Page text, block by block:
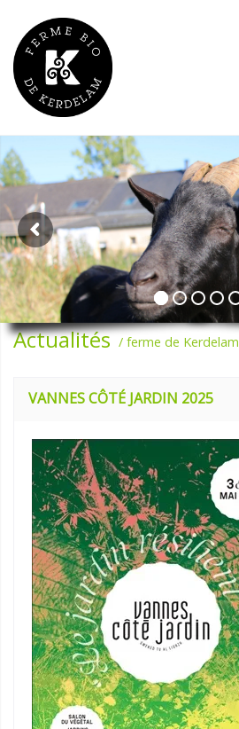
Actualités ferme de Kerdelam
VANNES CÔTÉ JARDIN 2025